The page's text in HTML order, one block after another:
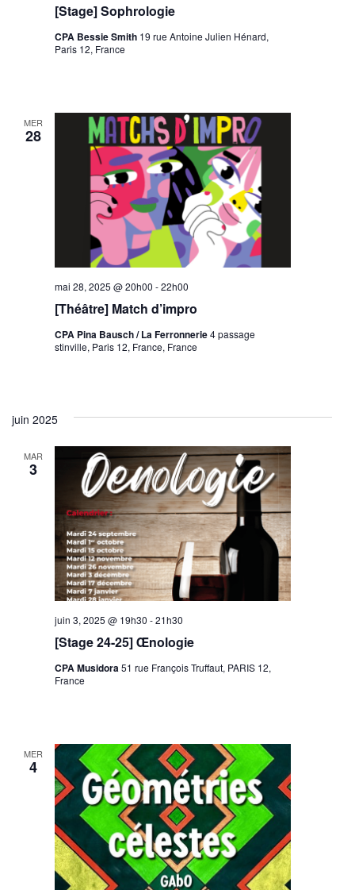
[Stage] Sophrologie
CPA Bessie Smith 19 rue Antoine Julien Hénard,
Paris 12, France
MER
28
[Théâtre] Match d’impro
mai 28, 2025 @ 20h00 -22h00
CPA Pina Bausch / La Ferronnerie4 passage
stinville, Paris 12, France, France
juin 2025
MAR
3
[Stage 24-25] Œnologie
juin 3, 2025 @ 19h30 -21h30
CPA Musidora51 rue François Truffaut, PARIS 12,
France
MER
4